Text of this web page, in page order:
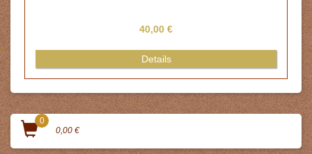
40,00 €
Details
0
0,00 €